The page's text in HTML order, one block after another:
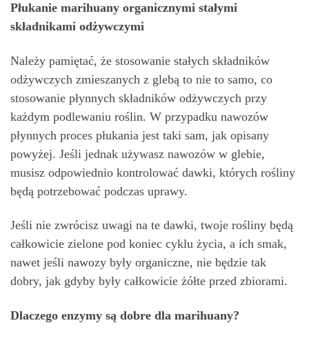
Płukanie marihuany organicznymi stałymi
składnikami odżywczymi
Należy pamiętać, że stosowanie stałych składników
odżywczych zmieszanych z glebą to nie to samo, co
stosowanie płynnych składników odżywczych przy
każdym podlewaniu roślin. W przypadku nawozów
płynnych proces płukania jest taki sam, jak opisany
powyżej. Jeśli jednak używasz nawozów w glebie,
musisz odpowiednio kontrolować dawki, których rośliny
będą potrzebować podczas uprawy.
Jeśli nie zwrócisz uwagi na te dawki, twoje rośliny będą
całkowicie zielone pod koniec cyklu życia, a ich smak,
nawet jeśli nawozy były organiczne, nie będzie tak
dobry, jak gdyby były całkowicie żółte przed zbiorami.
Dlaczego enzymy są dobre dla marihuany?